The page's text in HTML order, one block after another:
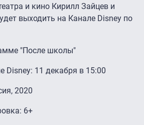
и кино Кирилл Зайцев и
выходить на Канале Disney по
"После школы"
Disney: 11 декабря в 15:00
2020
6+